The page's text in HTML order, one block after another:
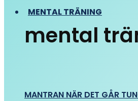
MENTAL TRÄNING
mental
MANTRAN NÄR DET GÅR